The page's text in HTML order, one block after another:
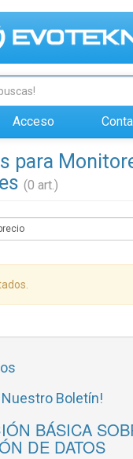
Acceso
para
(0 art.)
Nuestro Boletín!
BÁSICA
DE DATOS